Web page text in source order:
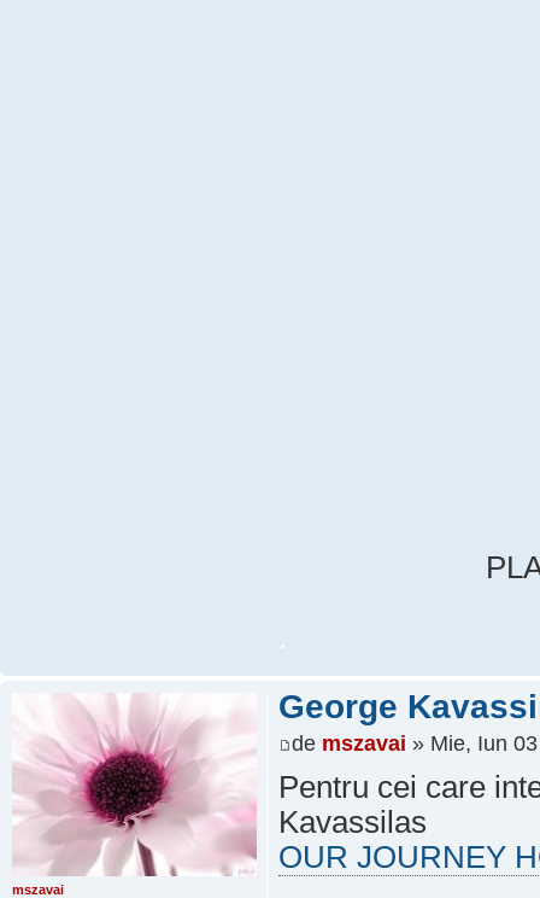
.
George
de mszavai » Mie, Iun
Pentru cei care
Kavassilas
OUR JOURNEY
mszavai